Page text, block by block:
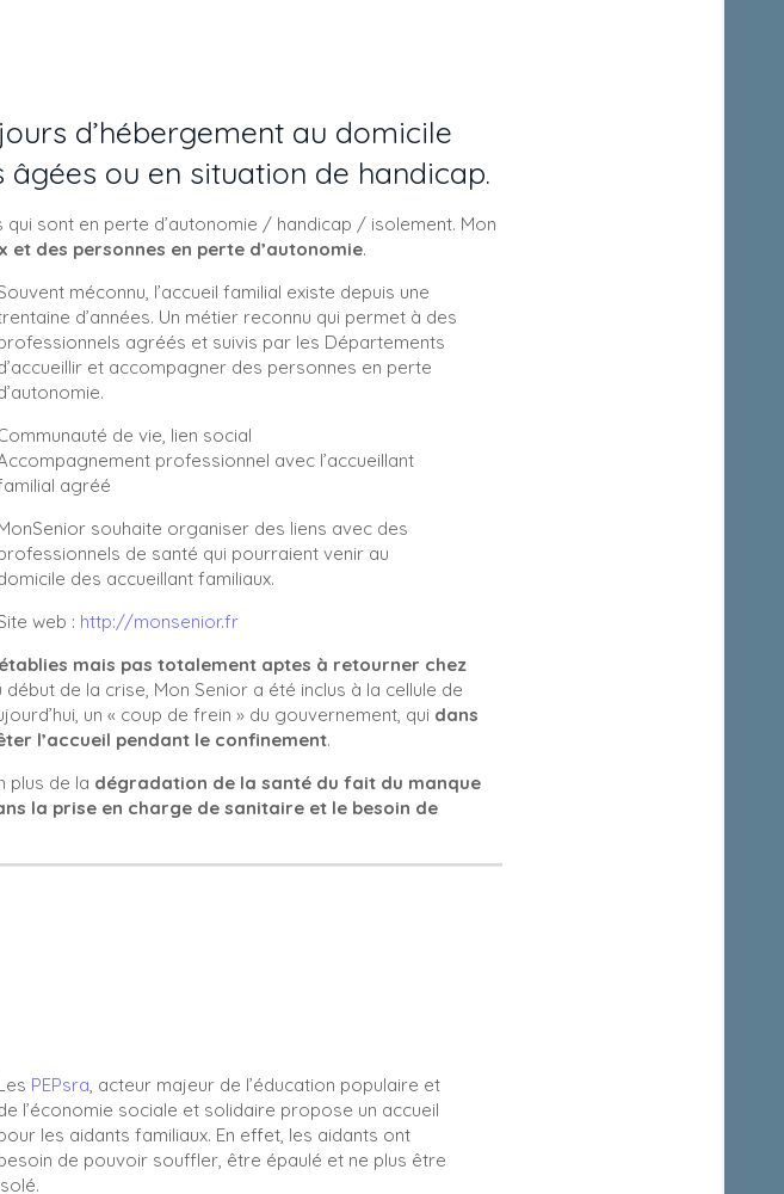
d’hébergement au domicile
ou en situation de handicap.
sont en perte d’autonomie / handicap / isolement. Mon
des personnes en perte d’autonomie.
méconnu, l’accueil familial existe depuis une
d’années. Un métier reconnu qui permet à des
agréés et suivis par les Départements
et accompagner des personnes en perte
de vie, lien social
professionnel avec l’accueillant
agréé
souhaite organiser des liens avec des
de santé qui pourraient venir au
des accueillant familiaux.
web : http://monsenior.fr
mais pas totalement aptes à retourner chez
début de la crise, Mon Senior a été inclus à la cellule de
un « coup de frein » du gouvernement, qui dans
l’accueil pendant le confinement.
plus de la dégradation de la santé du fait du manque
la prise en charge de sanitaire et le besoin de
PEPsra, acteur majeur de l’éducation populaire et
l’économie sociale et solidaire propose un accueil
les aidants familiaux. En effet, les aidants ont
de pouvoir souffler, être épaulé et ne plus être